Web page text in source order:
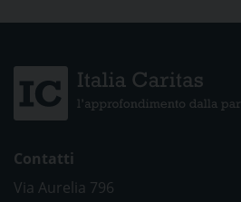
Contatti
Via Aurelia 796